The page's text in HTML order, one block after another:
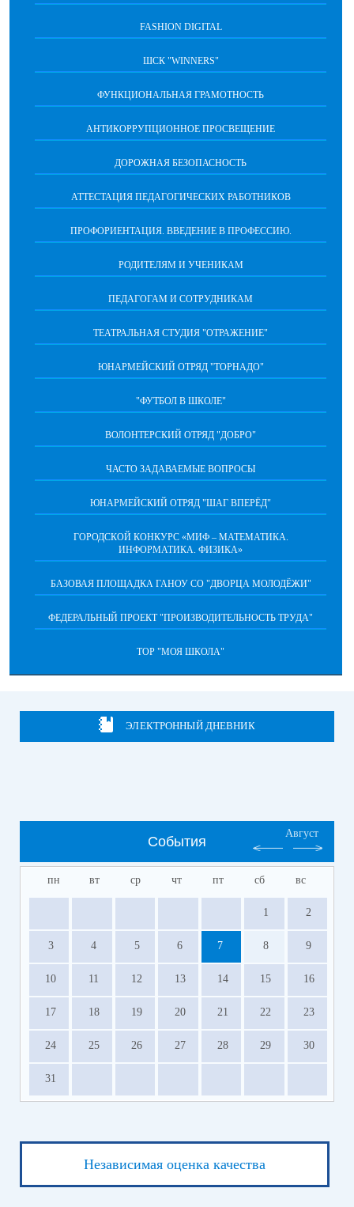
FASHION DIGITAL
ШСК "WINNERS"
ФУНКЦИОНАЛЬНАЯ ГРАМОТНОСТЬ
АНТИКОРРУПЦИОННОЕ ПРОСВЕЩЕНИЕ
ДОРОЖНАЯ БЕЗОПАСНОСТЬ
АТТЕСТАЦИЯ ПЕДАГОГИЧЕСКИХ РАБОТНИКОВ
ПРОФОРИЕНТАЦИЯ. ВВЕДЕНИЕ В ПРОФЕССИЮ.
РОДИТЕЛЯМ И УЧЕНИКАМ
ПЕДАГОГАМ И СОТРУДНИКАМ
ТЕАТРАЛЬНАЯ СТУДИЯ "ОТРАЖЕНИЕ"
ЮНАРМЕЙСКИЙ ОТРЯД "ТОРНАДО"
"ФУТБОЛ В ШКОЛЕ"
ВОЛОНТЕРСКИЙ ОТРЯД "ДОБРО"
ЧАСТО ЗАДАВАЕМЫЕ ВОПРОСЫ
ЮНАРМЕЙСКИЙ ОТРЯД "ШАГ ВПЕРËД"
ГОРОДСКОЙ КОНКУРС «МИФ – МАТЕМАТИКА.
ИНФОРМАТИКА. ФИЗИКА»
БАЗОВАЯ ПЛОЩАДКА ГАНОУ СО "ДВОРЦА МОЛОДЁЖИ"
ФЕДЕРАЛЬНЫЙ ПРОЕКТ "ПРОИЗВОДИТЕЛЬНОСТЬ ТРУДА"
ТОР "МОЯ ШКОЛА"
ЭЛЕКТРОННЫЙ ДНЕВНИК
События
Август
пн вт ср чт пт сб вс
1 2
3 4 5 6 7 8 9
10 11 12 13 14 15 16
17 18 19 20 21 22 23
24 25 26 27 28 29 30
31
Независимая оценка качества